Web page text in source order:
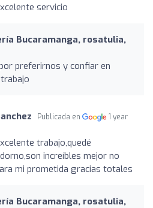
servicio
Bucaramanga, rosatulia,
preferirnos y confiar en
Publicada en
1 year
trabajo,quedé
increíbles mejor no
mi prometida gracias totales
Bucaramanga, rosatulia,